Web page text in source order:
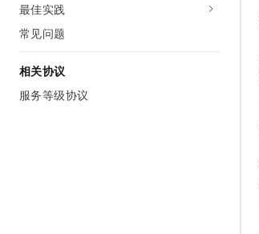
最佳实践
常见问题
相关协议
服务等级协议